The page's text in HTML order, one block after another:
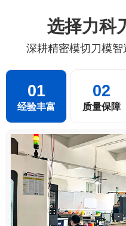
选择力科
深耕精密模切刀模
01
经验丰富
02
质量保障